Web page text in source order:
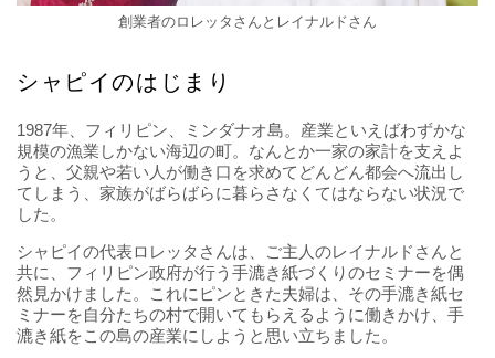
創業者のロレッタさんとレイナルドさん
シャピイのはじまり
1987年、フィリピン、ミンダナオ島。産業といえばわずかな
規模の漁業しかない海辺の町。なんとか一家の家計を支えよ
うと、父親や若い人が働き口を求めてどんどん都会へ流出し
てしまう、家族がばらばらに暮らさなくてはならない状況で
した。
シャピイの代表ロレッタさんは、ご主人のレイナルドさんと
共に、フィリピン政府が行う手漉き紙づくりのセミナーを偶
然見かけました。これにピンときた夫婦は、その手漉き紙セ
ミナーを自分たちの村で開いてもらえるように働きかけ、手
漉き紙をこの島の産業にしようと思い立ちました。